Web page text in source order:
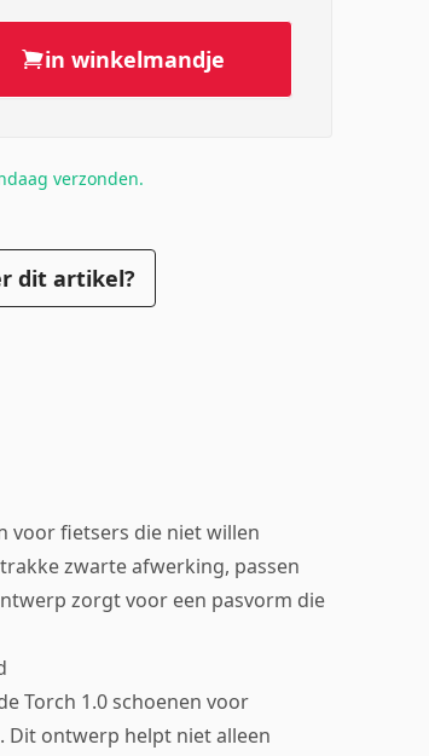
in winkelmandje
verzonden.
dit artikel?
voor fietsers die niet willen
zwarte afwerking, passen
zorgt voor een pasvorm die
Torch 1.0 schoenen voor
ontwerp helpt niet alleen